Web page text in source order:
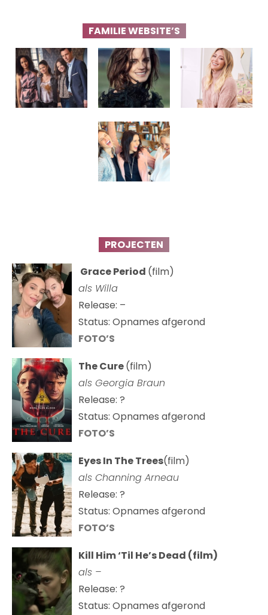
FAMILIE WEBSITE’S
PROJECTEN
Grace Period (film)
als Willa
Release: –
Status: Opnames afgerond
FOTO’S
The Cure(film)
als Georgia Braun
Release: ?
Status: Opnames afgerond
FOTO’S
Eyes In The Trees(film)
als Channing Arneau
Release: ?
Status: Opnames afgerond
FOTO’S
Kill Him ‘Til He’s Dead (film)
als –
Release: ?
Status: Opnames afgerond